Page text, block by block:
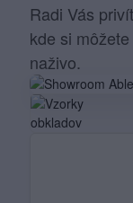
Radi Vás
kde si
naživo.